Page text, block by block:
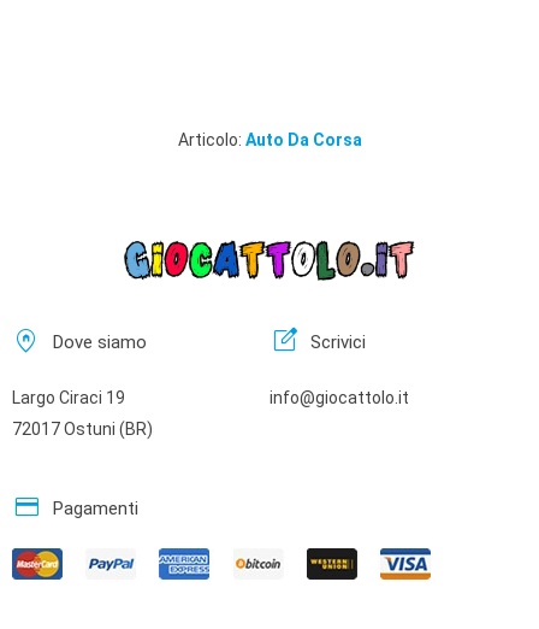
Articolo: Auto Da Corsa
home_pin Dove siamo
Largo Ciraci 19
72017 Ostuni (BR)
edit_square Scrivici
info@giocattolo.it
credit_card Pagamenti